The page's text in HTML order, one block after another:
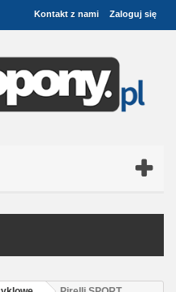
Zaloguj się
Kontakt z nami